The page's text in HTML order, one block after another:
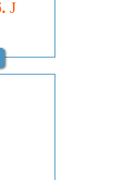
J